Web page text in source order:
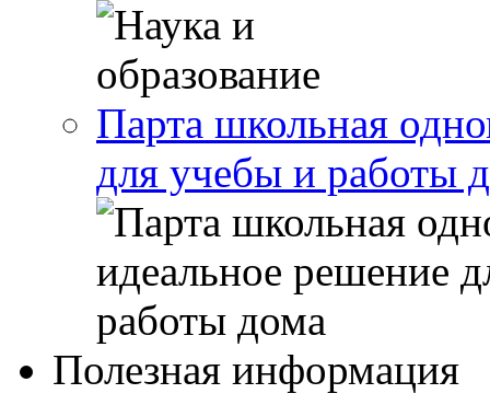
Парта школьная
для учебы и работы
Полезная информация